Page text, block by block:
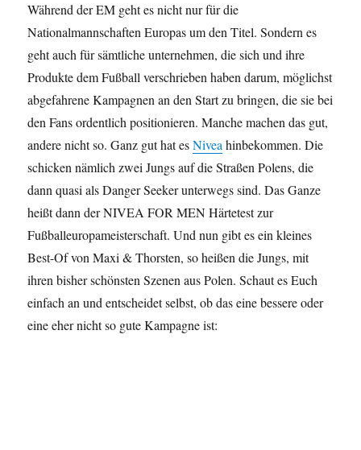
Während der EM geht es nicht nur für die
Nationalmannschaften Europas um den Titel. Sondern es
geht auch für sämtliche unternehmen, die sich und ihre
Produkte dem Fußball verschrieben haben darum, möglichst
abgefahrene Kampagnen an den Start zu bringen, die sie bei
den Fans ordentlich positionieren. Manche machen das gut,
andere nicht so. Ganz gut hat esNiveahinbekommen. Die
schicken nämlich zwei Jungs auf die Straßen Polens, die
dann quasi als Danger Seeker unterwegs sind. Das Ganze
heißt dann der NIVEA FOR MEN Härtetest zur
Fußballeuropameisterschaft. Und nun gibt es ein kleines
Best-Of von Maxi & Thorsten, so heißen die Jungs, mit
ihren bisher schönsten Szenen aus Polen. Schaut es Euch
einfach an und entscheidet selbst, ob das eine bessere oder
eine eher nicht so gute Kampagne ist: